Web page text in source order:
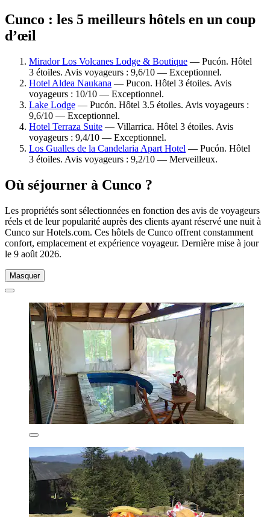
Cunco : les 5 meilleurs hôtels en un coup
d’œil
Mirador Los Volcanes Lodge & Boutique — Pucón. Hôtel
3 étoiles. Avis voyageurs : 9,6/10 — Exceptionnel.
Hotel Aldea Naukana — Pucon. Hôtel 3 étoiles. Avis
voyageurs : 10/10 — Exceptionnel.
Lake Lodge — Pucón. Hôtel 3.5 étoiles. Avis voyageurs :
9,6/10 — Exceptionnel.
Hotel Terraza Suite — Villarrica. Hôtel 3 étoiles. Avis
voyageurs : 9,4/10 — Exceptionnel.
Los Gualles de la Candelaria Apart Hotel — Pucón. Hôtel
3 étoiles. Avis voyageurs : 9,2/10 — Merveilleux.
Où séjourner à Cunco ?
Les propriétés sont sélectionnées en fonction des avis de voyageurs
réels et de leur popularité auprès des clients ayant réservé une nuit à
Cunco sur Hotels.com. Ces hôtels de Cunco offrent constamment
confort, emplacement et expérience voyageur. Dernière mise à jour
le 9 août 2026.
Masquer